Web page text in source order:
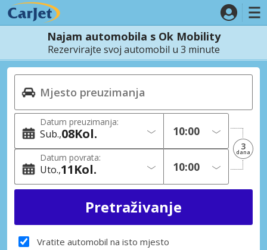
Najam automobila s Ok Mobility
Rezervirajte svoj automobil u 3 minute
Datum preuzimanja:
Sub. 08Kol.
Datum povrata:
Uto. 11Kol.
3
dana
Vratite automobil na isto mjesto